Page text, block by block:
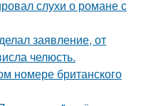
слухи о романе с
заявление, от
челюсть.
номере британского